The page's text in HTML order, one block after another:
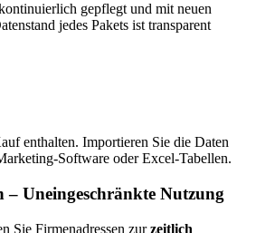
gepflegt und mit neuen
jedes Pakets ist transparent
enthalten. Importieren Sie die Daten
Software oder Excel-Tabellen.
– Uneingeschränkte Nutzung
Sie Firmenadressen zur zeitlich